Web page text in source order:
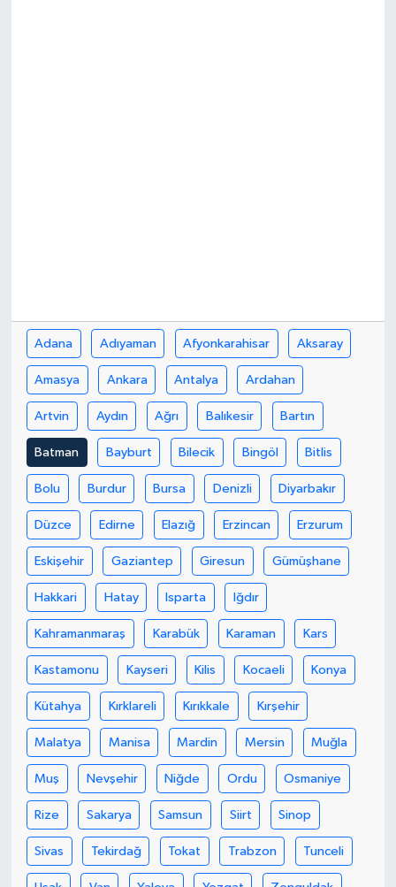
Adana Adıyaman Afyonkarahisar Aksaray
Amasya Ankara Antalya Ardahan
Artvin Aydın Ağrı Balıkesir Bartın
Batman Bayburt Bilecik Bingöl Bitlis
Bolu Burdur Bursa Denizli Diyarbakır
Düzce Edirne Elazığ Erzincan Erzurum
Eskişehir Gaziantep Giresun Gümüşhane
Hakkari Hatay Isparta Iğdır
Kahramanmaraş Karabük Karaman Kars
Kastamonu Kayseri Kilis Kocaeli Konya
Kütahya Kırklareli Kırıkkale Kırşehir
Malatya Manisa Mardin Mersin Muğla
Muş Nevşehir Niğde Ordu Osmaniye
Rize Sakarya Samsun Siirt Sinop
Sivas Tekirdağ Tokat Trabzon Tunceli